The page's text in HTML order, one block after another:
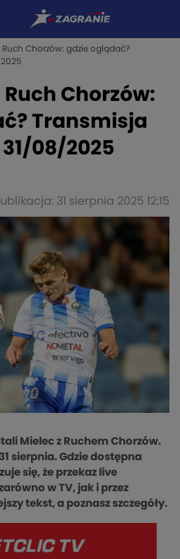
Ruch Chorzów: gdzie oglądać?
Chorzów:
Transmisja
08/2025
31 sierpnia 2025 12:15
Mielec z Ruchem Chorzów.
sierpnia. Gdzie dostępna
się, że przekaz live
w TV, jak i przez
tekst, a poznasz szczegóły.